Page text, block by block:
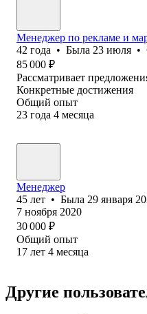
Менеджер по рекламе и
42 года • Была 23 июля •
85 000 ₽
Рассматривает
Конкретные достижения
Общий опыт
23 года 4 месяца
Менеджер
45 лет • Была 29 января
7 ноября 2020
30 000 ₽
Общий опыт
17 лет 4 месяца
Другие